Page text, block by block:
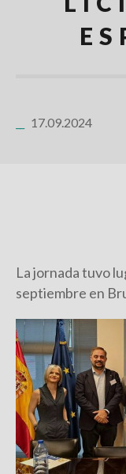
17.09.2024
La jornada tuvo
septiembre en